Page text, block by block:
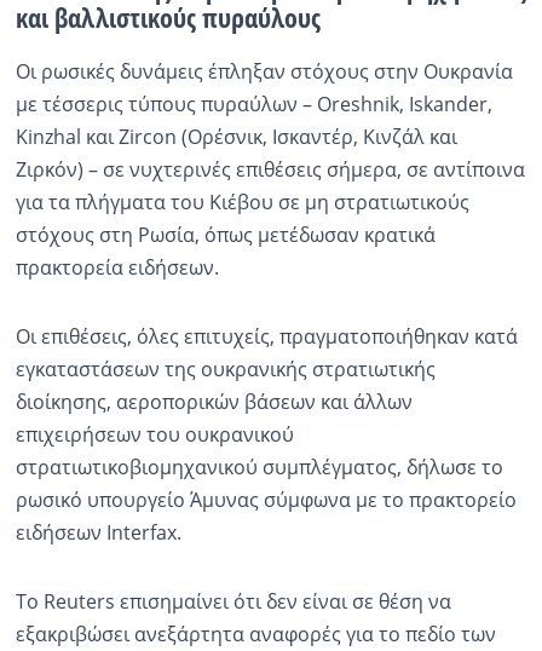
Εκπομπές
Πολιτισμός
και βαλλιστικούς πυραύλους
Οι ρωσικές δυνάμεις έπληξαν στόχους στην Ουκρανία
με τέσσερις τύπους πυραύλων – Oreshnik, Iskander,
Kinzhal και Zircon (Ορέσνικ, Ισκαντέρ, Κινζάλ και
Ζιρκόν) – σε νυχτερινές επιθέσεις σήμερα, σε αντίποινα
για τα πλήγματα του Κιέβου σε μη στρατιωτικούς
στόχους στη Ρωσία, όπως μετέδωσαν κρατικά
πρακτορεία ειδήσεων.
Οι επιθέσεις, όλες επιτυχείς, πραγματοποιήθηκαν κατά
εγκαταστάσεων της ουκρανικής στρατιωτικής
διοίκησης, αεροπορικών βάσεων και άλλων
επιχειρήσεων του ουκρανικού
στρατιωτικοβιομηχανικού συμπλέγματος, δήλωσε το
ρωσικό υπουργείο Άμυνας σύμφωνα με το πρακτορείο
ειδήσεων Interfax.
Το Reuters επισημαίνει ότι δεν είναι σε θέση να
εξακριβώσει ανεξάρτητα αναφορές για το πεδίο των